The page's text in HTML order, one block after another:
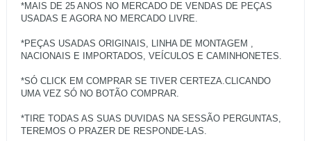
*MAIS DE 25 ANOS NO MERCADO DE VENDAS DE PEÇAS
USADAS E AGORA NO MERCADO LIVRE.
*PEÇAS USADAS ORIGINAIS, LINHA DE MONTAGEM ,
NACIONAIS E IMPORTADOS, VEÍCULOS E CAMINHONETES.
*SÓ CLICK EM COMPRAR SE TIVER CERTEZA.CLICANDO
UMA VEZ SÓ NO BOTÃO COMPRAR.
*TIRE TODAS AS SUAS DUVIDAS NA SESSÃO PERGUNTAS,
TEREMOS O PRAZER DE RESPONDE-LAS.